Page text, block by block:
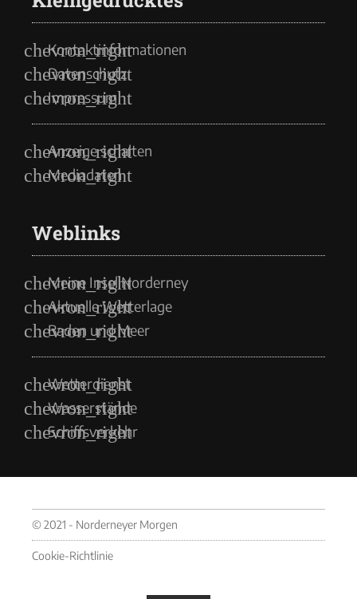
Kontaktinformationen
Datenschutz
Impressum
Anzeige schalten
Mediadaten
Weblinks
Meine Insel Norderney
Aktuelle Wetterlage
Baden und Meer
Wetterdienst
Wasserstände
Schiffsverkehr
© 2021 - Norderneyer Morgen
Cookie-Richtlinie